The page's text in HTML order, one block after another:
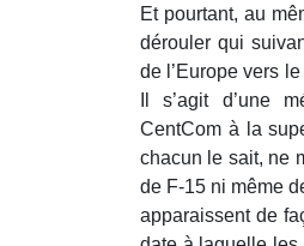
Et pourtant, au
dérouler qui
de l’Europe vers
Il s’agit d’une
CentCom à la
chacun le sait, ne
de F-15 ni même
apparaissent de